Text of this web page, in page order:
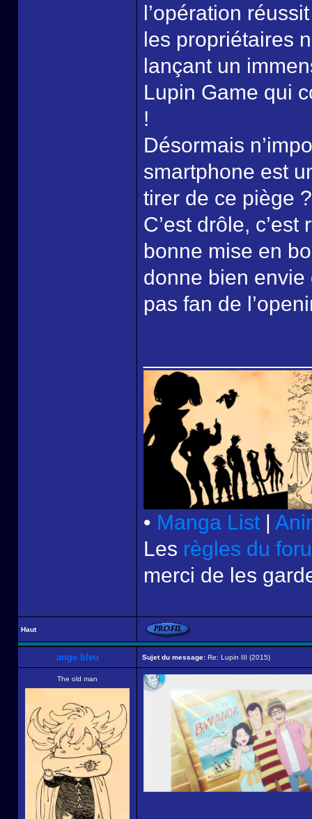
l’opération
les propriétaires
lançant un
Lupin Game qui
!
Désormais
smartphone est
tirer de ce piège
C’est drôle, c’est
bonne mise en
donne bien
pas fan de
• Manga List |
Les règles du
merci de les
Haut
ange bleu Sujet du message: Re: Lupin III (2015)
The old man